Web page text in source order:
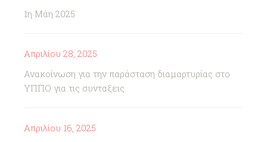
1η Μάη 2025
Απριλίου 28, 2025
Ανακοίνωση για την παράσταση διαμαρτυρίας στο
ΥΠΠΟ για τις συνταξεις
Απριλίου 16, 2025